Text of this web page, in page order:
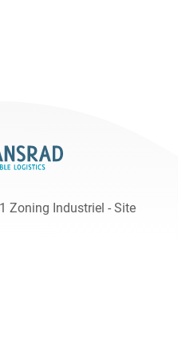
Zoning Industriel - Site